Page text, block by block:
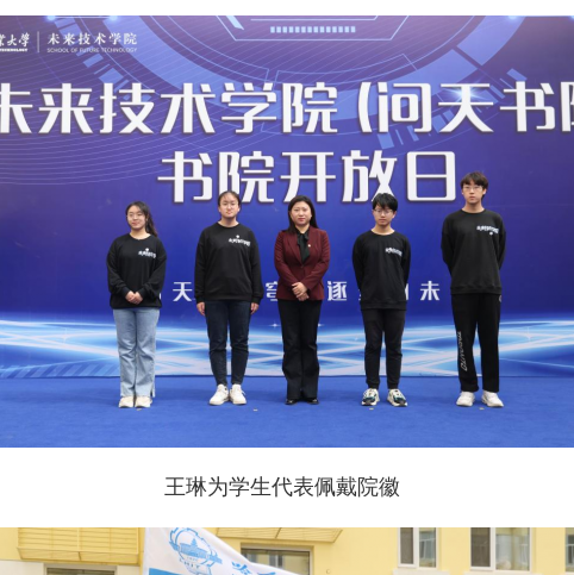
王琳为学生代表佩戴院徽